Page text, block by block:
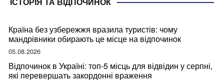
Країна без узбережжя вразила туристів: чому
мандрівники обирають це місце на відпочинок
05.08.2026
Відпочинок в Україні: топ-5 місць для відвідин у серпні,
які перевершать закордонні враження